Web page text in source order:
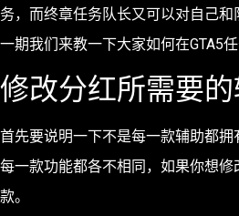
务，而终章任务队长又可以对自己
一期我们来教一下大家如何在GTA5任
修改分红所需要
首先要说明一下不是每一款辅助都拥
每一款功能都各不相同，如果你想
款。